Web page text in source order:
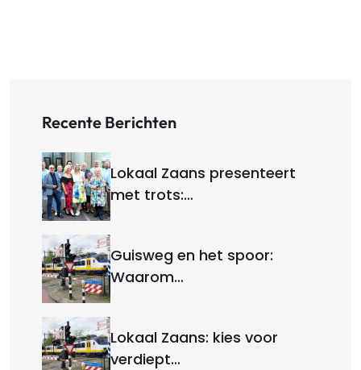
Recente Berichten
Lokaal Zaans presenteert
met trots:…
Guisweg en het spoor:
Waarom…
Lokaal Zaans: kies voor
verdiept…